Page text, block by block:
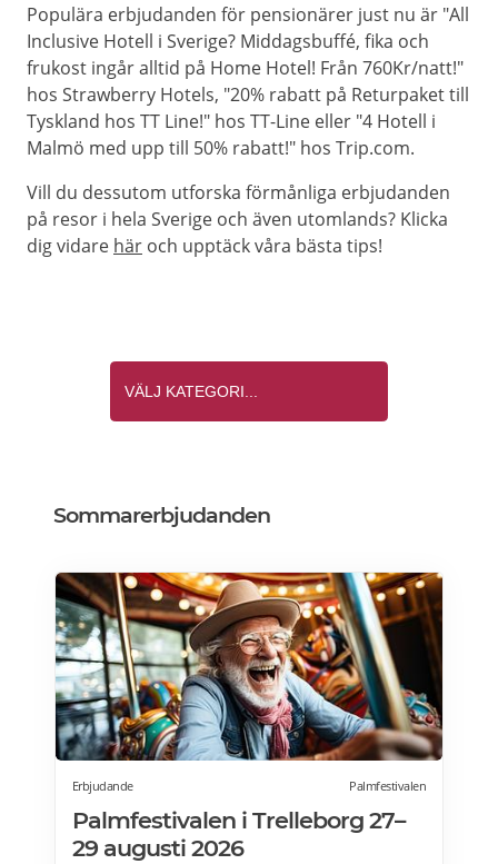
Populära erbjudanden för pensionärer just nu är "All
Inclusive Hotell i Sverige? Middagsbuffé, fika och
frukost ingår alltid på Home Hotel! Från 760Kr/natt!"
hos Strawberry Hotels, "20% rabatt på Returpaket till
Tyskland hos TT Line!" hos TT-Line eller "4 Hotell i
Malmö med upp till 50% rabatt!" hos Trip.com.
Vill du dessutom utforska förmånliga erbjudanden
på resor i hela Sverige och även utomlands? Klicka
dig vidare här och upptäck våra bästa tips!
Sommarerbjudanden
Erbjudande Palmfestivalen
Palmfestivalen i Trelleborg 27–
29 augusti 2026